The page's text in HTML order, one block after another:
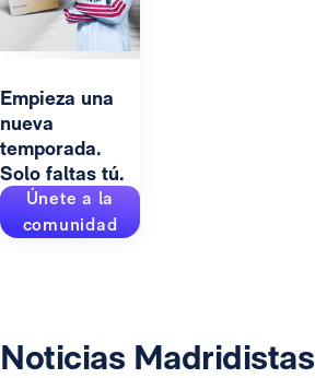
Empieza una
nueva
temporada.
Solo faltas tú.
Únete a la
comunidad
Noticias Madridistas